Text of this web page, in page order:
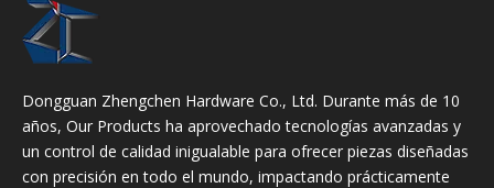
Dongguan Zhengchen Hardware Co., Ltd. Durante más de 10
años, Our Products ha aprovechado tecnologías avanzadas y
un control de calidad inigualable para ofrecer piezas diseñadas
con precisión en todo el mundo, impactando prácticamente